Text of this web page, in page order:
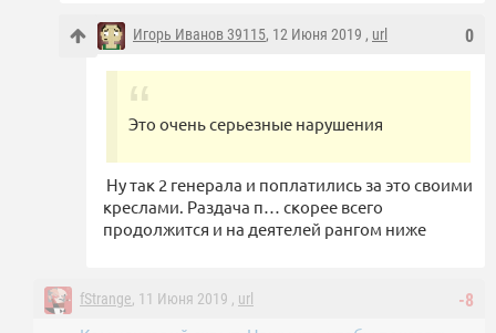
0
Игорь Иванов 39115, 12 Июня 2019 , url
Это очень серьезные нарушения
Ну так 2 генерала и поплатились за это своими
креслами. Раздача п… скорее всего
продолжится и на деятелей рангом ниже
-8
fStrange, 11 Июня 2019 , url